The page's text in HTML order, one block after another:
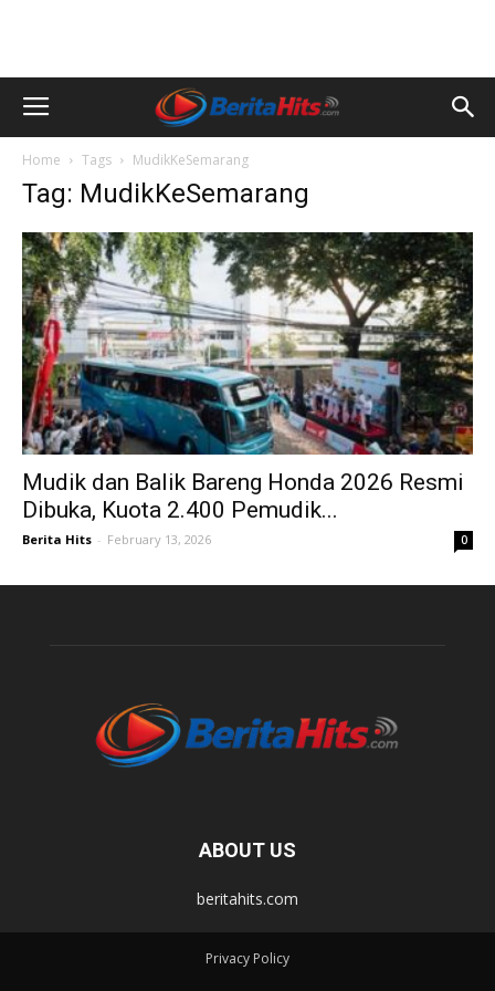
Home Tags MudikKeSemarang
Tag: MudikKeSemarang
Mudik dan Balik Bareng Honda 2026 Resmi
Dibuka, Kuota 2.400 Pemudik...
Berita Hits - February 13, 2026 0
ABOUT US
beritahits.com
Privacy Policy